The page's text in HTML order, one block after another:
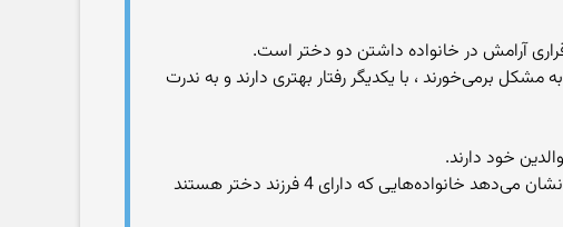
آرامش در خانواده داشتن دو دختر است.
برمی‌خورند ، با یکدیگر رفتار بهتری دارند و به ندرت
خود دارند.
اما بیش‌تر شدن تعداد دختران می‌تواند نه تنها شرایط را بهتر نمی‌کند، بلکه ممکن است به فاجعه بینجامد. تحقیقات نشان می‌دهد خانواده‌هایی که دارای 4 فرزند دختر هستند